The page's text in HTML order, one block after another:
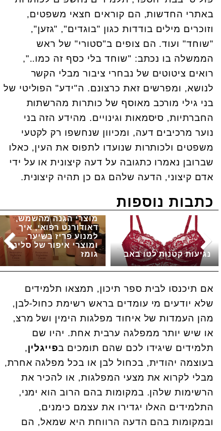
באתרי החדשות, הם קוראים חצאי משפטים,
וזוכרים מילים בודדות כגון "בוגדים", "גזען",
"שוחד" ועוד. הם צופים ב"סטורי" של ראש
הממשלה בו נכתב: "שוחד בלי כסף זה כמו..",
רואים ציטוטים של נבחרי ציבור מבלי הקשר
לנושא, ומפרשים זאת כרצונם. ה"ידע" הפוליטי של
בני גילי מורכב מאוסף של כותרות מהרשתות
החברתיות, סיסמאות וגינויים. מהידע הזה בני
נוער מרכיבים דעה, ומכיוון שנחשפו רק לקטעי
משפטים ולכותרות שנועדו לתפוס את העין, כאלו
שברובן נאמרו כתגובה על דעה קיצונית או על ידי
אדם קיצוני, הדעה שלהם גם כן תהיה קיצונית.
כתבות נוספות
מוצרי הגנה מהשמש,
דאודורנט רפואי, איך
למנוע פריז בשיער,
ומוצרי איפור של סלינה
גומז
נגיעות קטנות לטו באב
אם תיכנסו לבית ספר תיכון, תמצאו תלמידים
שלא יודעים מי עומדים בראש רשימת כחול-לבן,
מהן העמדות של איחוד מפלגות הימין ושל מרצ,
או שיש יותר ממפלגה ערבית אחת. יהיו שם
תלמידים שיגידו לכם שהם תומכים בפייגלין,
בעוצמה יהודית, בכחול לבן או בכל מפלגה אחרת,
מבלי לקרוא את מצעי המפלגות, או להכיר את
הרשימות שלהן. במקומות בהם הרוב הוא ימני,
התלמידים האלו יגדירו את עצמם כימנים,
ובמקומות בהם הדעה הרווחת היא שמאל, הם